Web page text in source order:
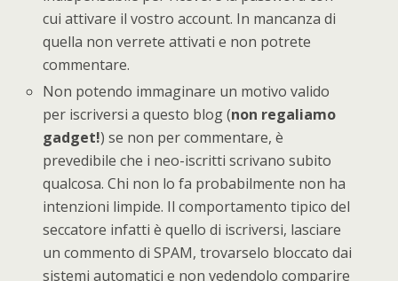
cui attivare il vostro account. In mancanza di
quella non verrete attivati e non potrete
commentare.
Non potendo immaginare un motivo valido
per iscriversi a questo blog (non regaliamo
gadget!) se non per commentare, è
prevedibile che i neo-iscritti scrivano subito
qualcosa. Chi non lo fa probabilmente non ha
intenzioni limpide. Il comportamento tipico del
seccatore infatti è quello di iscriversi, lasciare
un commento di SPAM, trovarselo bloccato dai
sistemi automatici e non vedendolo comparire